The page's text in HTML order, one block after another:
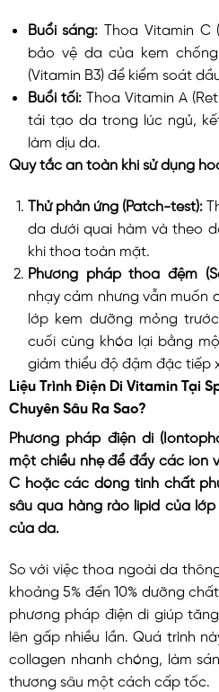
Buổi sáng: Thoa Vitamin C
bảo vệ da của kem
(Vitamin B3) để kiểm soát
Buổi tối:Thoa Vitamin A
tái tạo da trong lúc ngủ,
làm dịu da.
Quy tắc an toàn khi sử dụng
Thử phản ứng (Patch-test):
da dưới quai hàm và theo
khi thoa toàn mặt.
Phương pháp thoa đệm
nhạy cảm nhưng vẫn muốn
lớp kem dưỡng mỏng
cuối cùng khóa lại bằng
giảm thiểu độ đậm đặc tiếp
Liệu Trình Điện Di Vitamin Tại
Chuyên Sâu Ra Sao?
Phương pháp điện di
một chiều nhẹ để đẩy các ion
C hoặc các dòng tinh chất
sâu qua hàng rào lipid của
của da.
So với việc thoa ngoài da
khoảng 5% đến 10% dưỡng
phương pháp điện di giúp
lên gấp nhiều lần. Quá trình
collagen nhanh chóng, làm
thương sâu một cách cấp tốc.